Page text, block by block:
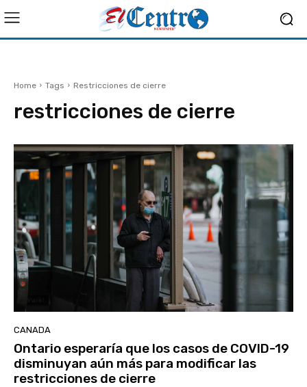
Home Tags Restricciones de cierre
restricciones de cierre
CANADA
Ontario esperaría que los casos de COVID-19
disminuyan aún más para modificar las
restricciones de cierre